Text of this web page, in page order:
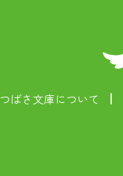
つばさ文庫について